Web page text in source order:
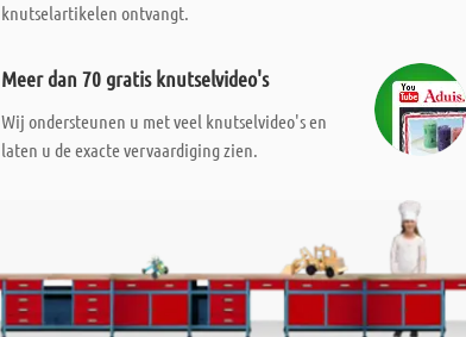
knutselartikelen ontvangt.
Meer dan 70 gratis knutselvideo's
Wij ondersteunen u met veel knutselvideo's en
laten u de exacte vervaardiging zien.